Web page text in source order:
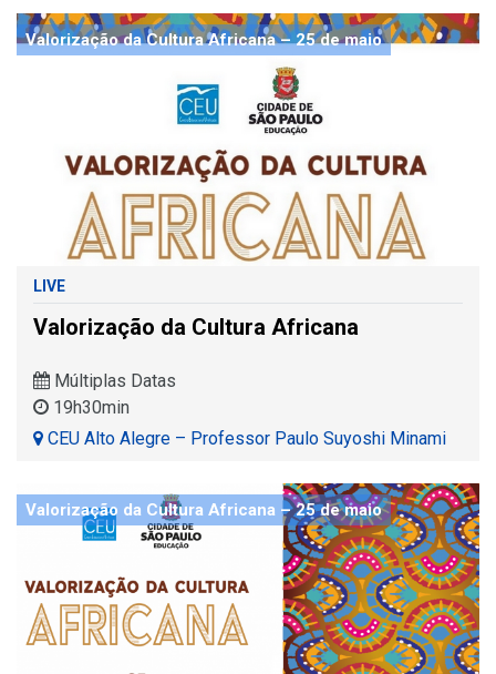
Valorização da Cultura Africana – 25 de maio
LIVE
Valorização da Cultura Africana
Múltiplas Datas
19h30min
CEU Alto Alegre – Professor Paulo Suyoshi Minami
Valorização da Cultura Africana – 25 de maio